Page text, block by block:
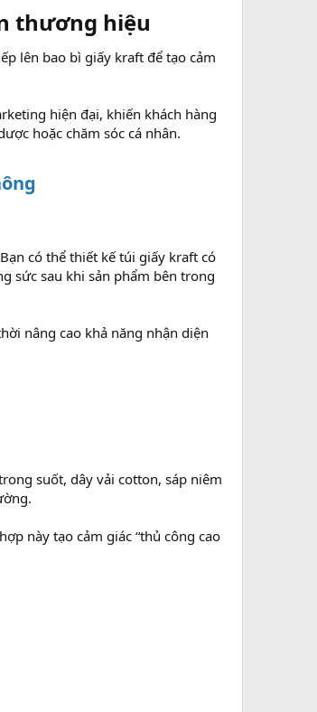
thương hiệu​
lên bao bì giấy kraft để tạo cảm
hiện đại, khiến khách hàng
hoặc chăm sóc cá nhân.
có thể thiết kế túi giấy kraft có
sức sau khi sản phẩm bên trong
nâng cao khả năng nhận diện
suốt, dây vải cotton, sáp niêm
này tạo cảm giác “thủ công cao